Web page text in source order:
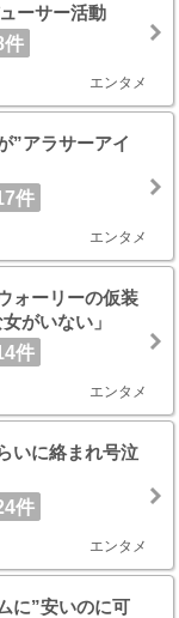
ーサー活動
件
エンタメ
”アラサーアイ
件
エンタメ
ォーリーの仮装
がいない」
件
エンタメ
いに絡まれ号泣
件
エンタメ
に”安いのに可